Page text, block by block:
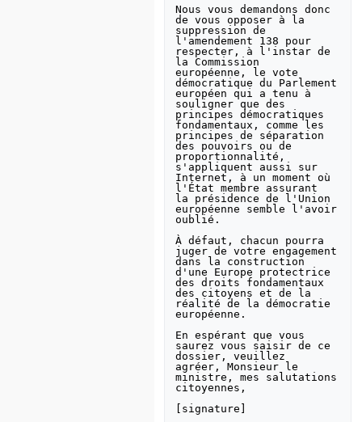
Nous vous demandons donc
de vous opposer à la
suppression de
l'amendement 138 pour
respecter, à l'instar de
la Commission
européenne, le vote
démocratique du Parlement
européen qui a tenu à
souligner que des
principes démocratiques
fondamentaux, comme les
principes de séparation
des pouvoirs ou de
proportionnalité,
s'appliquent aussi sur
Internet, à un moment où
l'État membre assurant
la présidence de l'Union
européenne semble l'avoir
oublié.
À défaut, chacun pourra
juger de votre engagement
dans la construction
d'une Europe protectrice
des droits fondamentaux
des citoyens et de la
réalité de la démocratie
européenne.
En espérant que vous
saurez vous saisir de ce
dossier, veuillez
agréer, Monsieur le
ministre, mes salutations
citoyennes,
[signature]